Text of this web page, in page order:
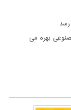
رسد
بهره می